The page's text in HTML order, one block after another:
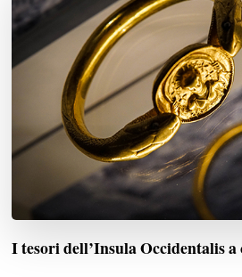
I tesori dell’Insula Occidentalis